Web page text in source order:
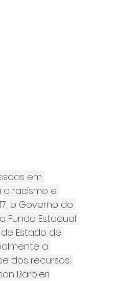
em
racismo e
o Governo do
Fundo Estadual
Estado de
a
dos recursos,
Barbieri.